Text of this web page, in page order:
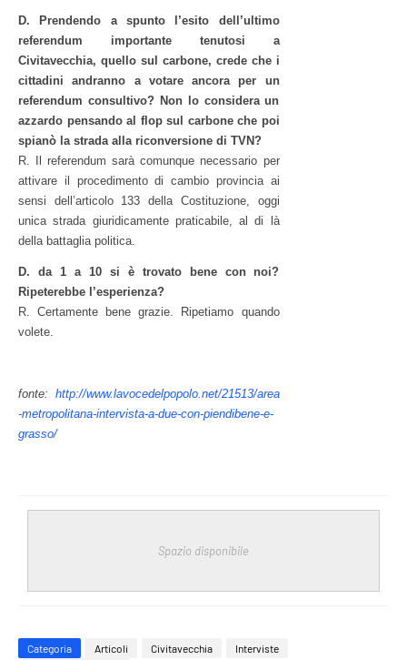
D. Prendendo a spunto l’esito dell’ultimo
referendum importante tenutosi a
Civitavecchia, quello sul carbone, crede che i
cittadini andranno a votare ancora per un
referendum consultivo? Non lo considera un
azzardo pensando al flop sul carbone che poi
spianò la strada alla riconversione di TVN?
R. Il referendum sarà comunque necessario per
attivare il procedimento di cambio provincia ai
sensi dell’articolo 133 della Costituzione, oggi
unica strada giuridicamente praticabile, al di là
della battaglia politica.
D. da 1 a 10 si è trovato bene con noi?
Ripeterebbe l’esperienza?
R. Certamente bene grazie. Ripetiamo quando
volete.
fonte: http://www.lavocedelpopolo.net/21513/area
-metropolitana-intervista-a-due-con-piendibene-e-
grasso/
Spazio disponibile
Categoria Articoli Civitavecchia
Interviste